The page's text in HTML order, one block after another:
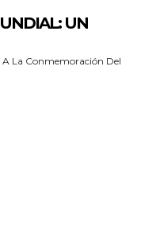
UN
A La Conmemoración Del